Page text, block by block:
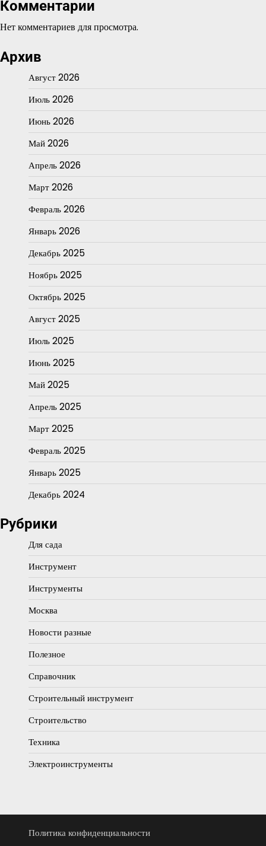
Комментарии
Нет комментариев для просмотра.
Архив
Август 2026
Июль 2026
Июнь 2026
Май 2026
Апрель 2026
Март 2026
Февраль 2026
Январь 2026
Декабрь 2025
Ноябрь 2025
Октябрь 2025
Август 2025
Июль 2025
Июнь 2025
Май 2025
Апрель 2025
Март 2025
Февраль 2025
Январь 2025
Декабрь 2024
Рубрики
Для сада
Инструмент
Инструменты
Москва
Новости разные
Полезное
Справочник
Строительный инструмент
Строительство
Техника
Электроинструменты
Политика конфиденциальности